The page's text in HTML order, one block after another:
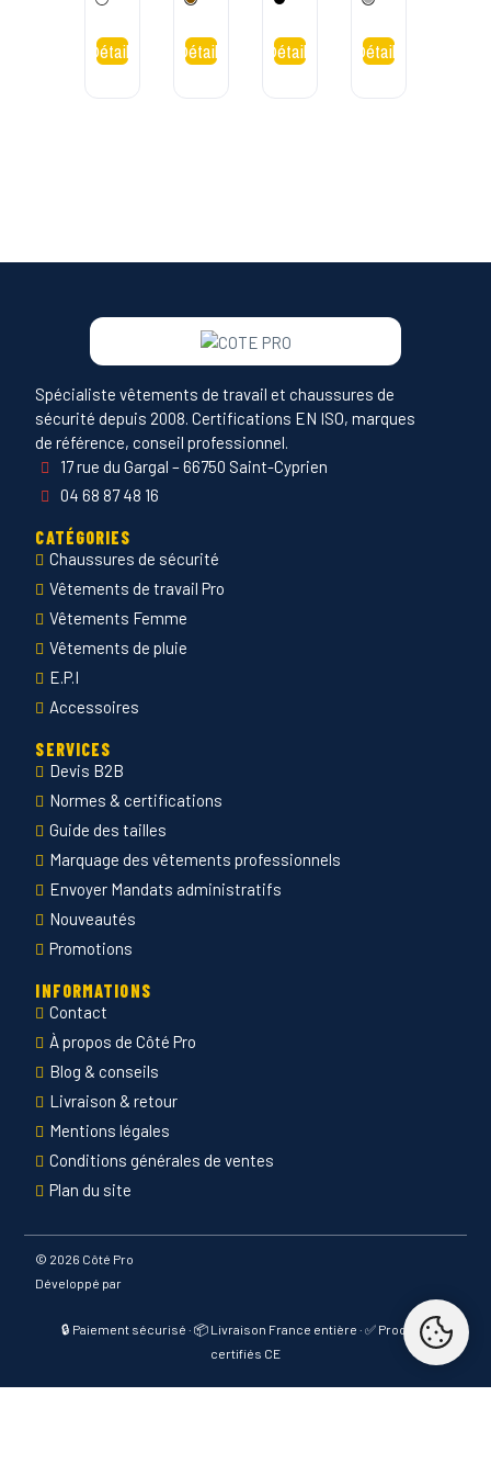
S1P
Jogger
Gris Bleu Marron
Jogger
Noir Gris
Spécialiste vêtements de travail et chaussures de
sécurité depuis 2008. Certifications EN ISO, marques
de référence, conseil professionnel.
17 rue du Gargal – 66750 Saint-Cyprien
04 68 87 48 16
CATÉGORIES
Chaussures de sécurité
Vêtements de travail Pro
Vêtements Femme
Vêtements de pluie
E.P.I
Accessoires
SERVICES
Devis B2B
Normes & certifications
Guide des tailles
Marquage des vêtements professionnels
Envoyer Mandats administratifs
Nouveautés
Promotions
INFORMATIONS
Contact
À propos de Côté Pro
Blog & conseils
Livraison & retour
Mentions légales
Conditions générales de ventes
Plan du site
© 2026 Côté Pro
Développé par
🔒 Paiement sécurisé · 📦 Livraison France entière · ✅ Produits
certifiés CE